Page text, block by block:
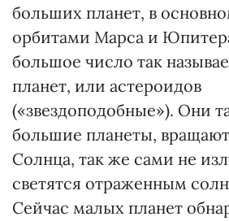
больших планет, в
орбитами Марса и
большое число так
планет, или астероидов
(«звездоподобные»). Они
большие планеты,
Солнца, так же сами не
светятся отраженным
Сейчас малых планет